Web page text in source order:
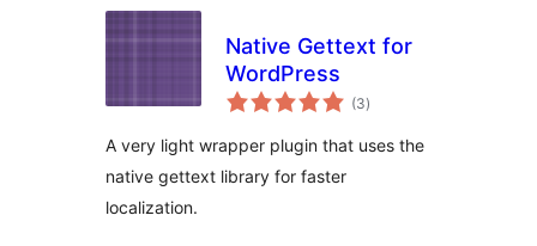
Native Gettext for
WordPress
(3total
ratings
)
A very light wrapper plugin that uses the
native gettext library for faster
localization.